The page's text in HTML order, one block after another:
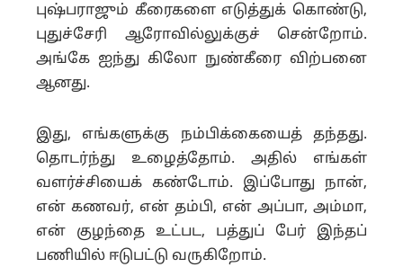
புஷ்பராஜும் கீரைகளை எடுத்துக் கொண்டு,
புதுச்சேரி ஆரோவில்லுக்குச் சென்றோம்.
அங்கே ஐந்து கிலோ நுண்கீரை விற்பனை
ஆனது.
இது, எங்களுக்கு நம்பிக்கையைத் தந்தது.
தொடர்ந்து உழைத்தோம். அதில் எங்கள்
வளர்ச்சியைக் கண்டோம். இப்போது நான்,
என் கணவர், என் தம்பி, என் அப்பா, அம்மா,
என் குழந்தை உட்பட, பத்துப் பேர் இந்தப்
பணியில் ஈடுபட்டு வருகிறோம்.